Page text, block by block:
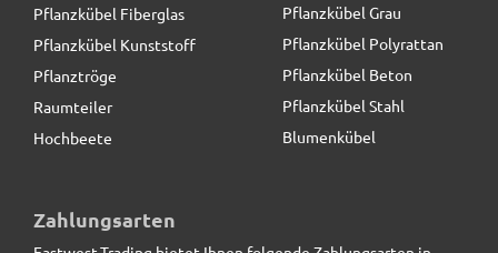
Fiberglas anthrazit
Pflanzkübel Fiberglas
Pflanzkübel Kunststoff
Pflanztröge
Raumteiler
Hochbeete
Pflanzkübel Grau
Pflanzkübel Polyrattan
Pflanzkübel Beton
Pflanzkübel Stahl
Blumenkübel
Zahlungsarten